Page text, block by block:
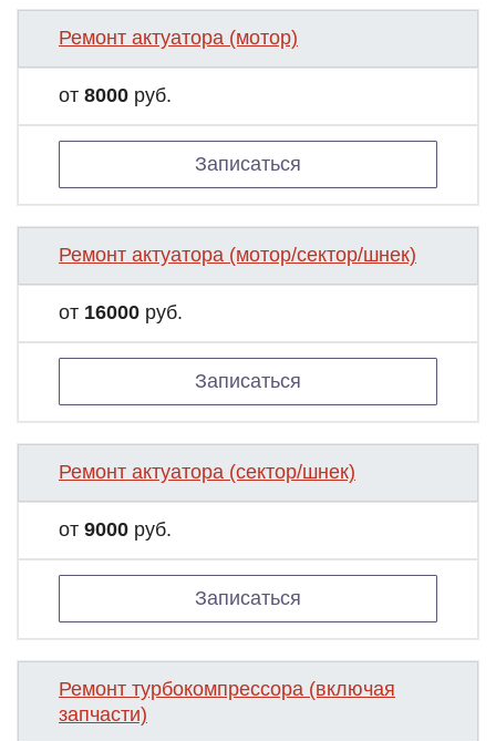
Ремонт актуатора (мотор)
от 8000 руб.
Записаться
Ремонт актуатора (мотор/сектор/шнек)
от 16000 руб.
Записаться
Ремонт актуатора (сектор/шнек)
от 9000 руб.
Записаться
Ремонт турбокомпрессора (включая
запчасти)